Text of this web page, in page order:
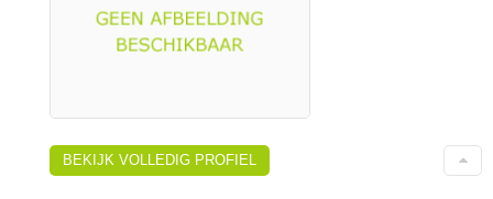
BEKIJK VOLLEDIG PROFIEL